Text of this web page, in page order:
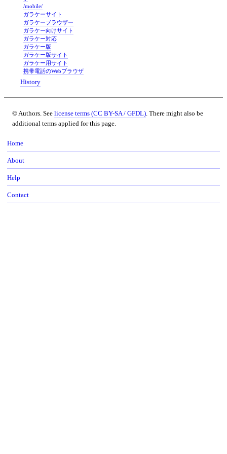
/mobile/
ガラケーサイト
ガラケーブラウザー
ガラケー向けサイト
ガラケー対応
ガラケー版
ガラケー版サイト
ガラケー用サイト
携帯電話のWebブラウザ
History
© Authors. See license terms (CC BY-SA / GFDL) . There might also be
additional terms applied for this page.
Home
About
Help
Contact